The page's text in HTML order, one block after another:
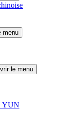
menu
le menu
YUN